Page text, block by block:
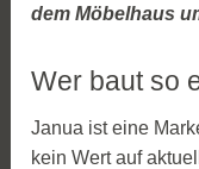
dem Möbelhaus
Wer baut so
Janua ist eine
kein Wert auf